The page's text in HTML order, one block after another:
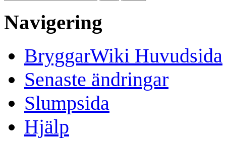
Navigering
BryggarWiki Huvudsida
Senaste ändringar
Slumpsida
Hjälp